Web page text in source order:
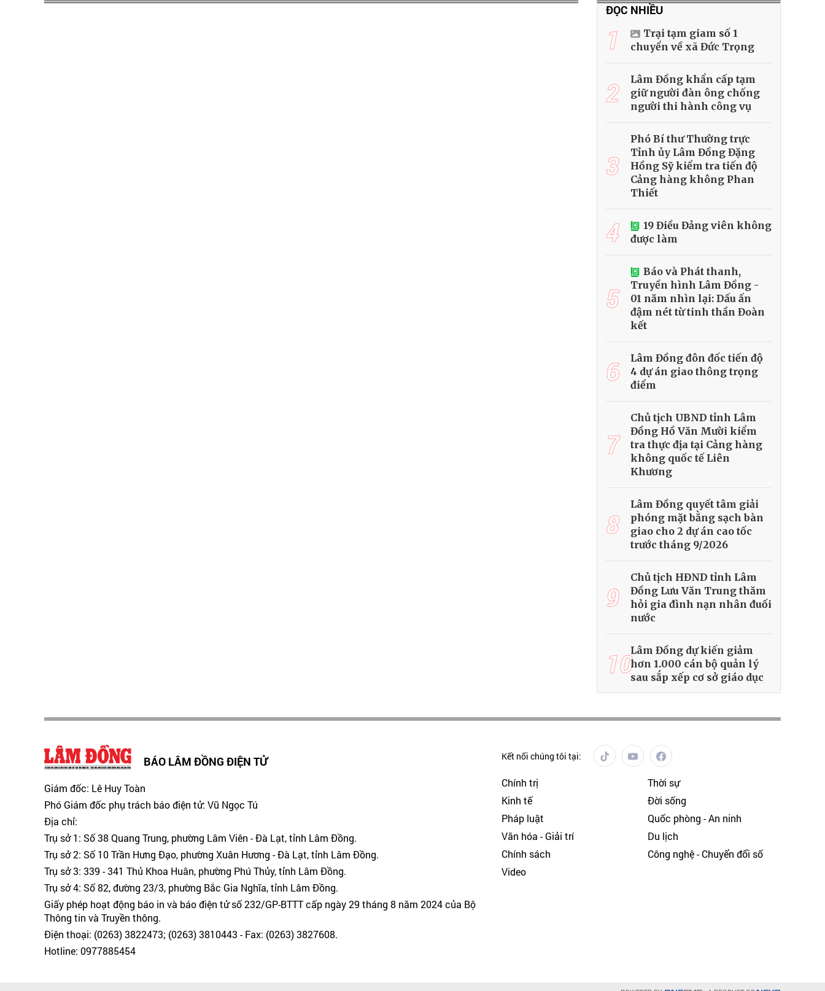
ĐỌC NHIỀU
1
Trại tạm giam số 1
chuyển về xã Đức Trọng
2
Lâm Đồng khẩn cấp tạm
giữ người đàn ông chống
người thi hành công vụ
3
Phó Bí thư Thường trực
Tỉnh ủy Lâm Đồng Đặng
Hồng Sỹ kiểm tra tiến độ
Cảng hàng không Phan
Thiết
4
19 Điều Đảng viên không
được làm
5
Báo và Phát thanh,
Truyền hình Lâm Đồng -
01 năm nhìn lại: Dấu ấn
đậm nét từ tinh thần Đoàn
kết
6
Lâm Đồng đôn đốc tiến độ
4 dự án giao thông trọng
điểm
7
Chủ tịch UBND tỉnh Lâm
Đồng Hồ Văn Mười kiểm
tra thực địa tại Cảng hàng
không quốc tế Liên
Khương
8
Lâm Đồng quyết tâm giải
phóng mặt bằng sạch bàn
giao cho 2 dự án cao tốc
trước tháng 9/2026
9
Chủ tịch HĐND tỉnh Lâm
Đồng Lưu Văn Trung thăm
hỏi gia đình nạn nhân đuối
nước
10Lâm Đồng dự kiến giảm
hơn 1.000 cán bộ quản lý
sau sắp xếp cơ sở giáo dục
BÁO LÂM ĐỒNG ĐIỆN TỬ
Giám đốc: Lê Huy Toàn
Phó Giám đốc phụ trách báo điện tử: Vũ Ngọc Tú
Địa chỉ:
Trụ sở 1: Số 38 Quang Trung, phường Lâm Viên - Đà Lạt, tỉnh Lâm Đồng.
Trụ sở 2: Số 10 Trần Hưng Đạo, phường Xuân Hương - Đà Lạt, tỉnh Lâm Đồng.
Trụ sở 3: 339 - 341 Thủ Khoa Huân, phường Phú Thủy, tỉnh Lâm Đồng.
Trụ sở 4: Số 82, đường 23/3, phường Bắc Gia Nghĩa, tỉnh Lâm Đồng.
Giấy phép hoạt động báo in và báo điện tử số 232/GP-BTTT cấp ngày 29 tháng 8 năm 2024 của Bộ
Thông tin và Truyền thông.
Điện thoại: (0263) 3822473; (0263) 3810443 - Fax: (0263) 3827608.
Hotline: 0977885454
Kết nối chúng tôi tại:
Chính trị
Thời sự
Kinh tế
Đời sống
Pháp luật
Quốc phòng - An ninh
Văn hóa - Giải trí
Du lịch
Chính sách
Công nghệ - Chuyển đổi số
Video